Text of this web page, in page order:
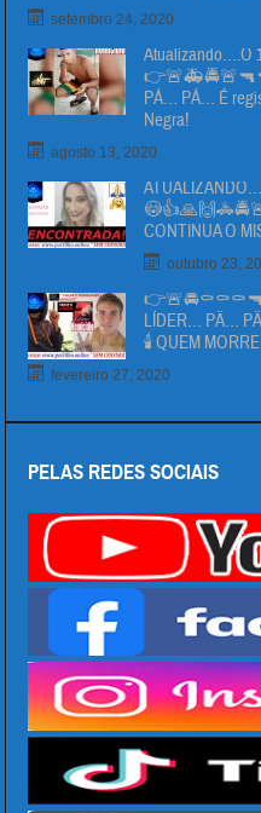
setembro 24, 2020
Atualizando….O
PÁ… PÁ… É
Negra!
agosto 13, 2020
CONTINUA O
outubro 23,
👉🚨🚔⚰⚰⚰🔫 ”
LÍDER… PÄ…
🕯 QUEM
fevereiro 27, 2020
PELAS REDES SOCIAIS